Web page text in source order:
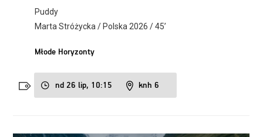
Puddy
Marta Stróżycka / Polska 2026 / 45’
Młode Horyzonty
nd 26 lip, 10:15 knh 6